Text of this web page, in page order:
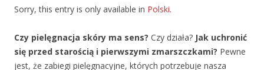
Sorry, this entry is only available in Polski.
Czy pielęgnacja skóry ma sens? Czy działa? Jak uchronić
się przed starością i pierwszymi zmarszczkami? Pewne
jest, że zabiegi pielęgnacyjne, których potrzebuje nasza